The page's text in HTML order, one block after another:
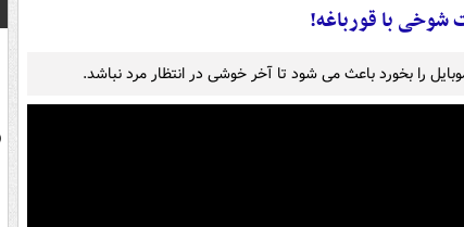
شوخی با قورباغه!
را بخورد باعث می شود تا آخر خوشی در انتظار مرد نباشد.